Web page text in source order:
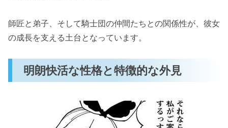
師匠と弟子、そして騎士団の仲間たちとの関係性が、彼女
の成長を支える土台となっています。
明朗快活な性格と特徴的な外見